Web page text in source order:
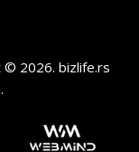
© 2026.bizlife.rs